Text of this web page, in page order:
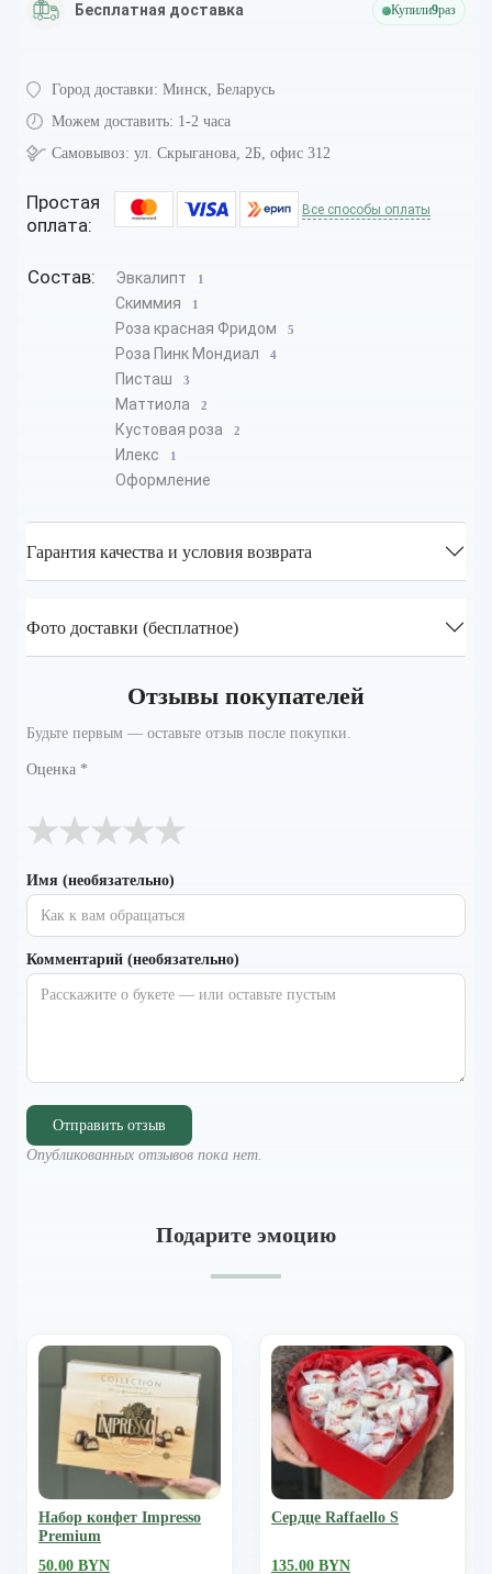
Бесплатная доставка Купили9раз
Город доставки: Минск, Беларусь
Можем доставить: 1-2 часа
Самовывоз: ул. Скрыганова, 2Б, офис 312
Простая
оплата:
Все способы оплаты
Состав: Эвкалипт 1
Скиммия 1
Роза красная Фридом 5
Роза Пинк Мондиал 4
Писташ 3
Маттиола 2
Кустовая роза 2
Илекс 1
Оформление
Гарантия качества и условия возврата
Фото доставки (бесплатное)
Отзывы покупателей
Будьте первым — оставьте отзыв после покупки.
Оценка *
★
★
★
★
★
Имя (необязательно)
Комментарий (необязательно)
Отправить отзыв
Опубликованных отзывов пока нет.
Подарите эмоцию
Набор конфет Impresso
Premium
50.00 BYN
Сердце Raffaello S
135.00 BYN